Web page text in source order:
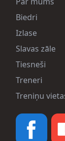
Biedri
Izlase
Slavas zāle
Tiesneši
Treneri
Treniņu